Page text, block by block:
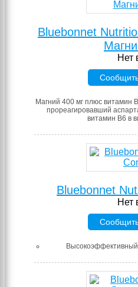
Bluebonnet
Нет
Магний 400 мг плюс витамин
прореагировавший
витамин B6 в
Bluebonnet
Нет
Высокоэффективный